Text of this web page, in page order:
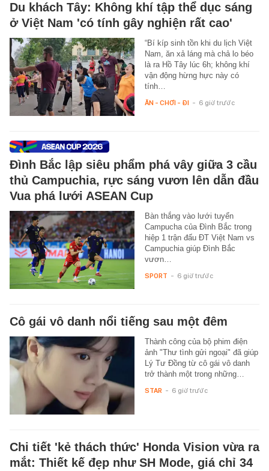
Du khách Tây: Không khí tập thể dục sáng
ở Việt Nam 'có tính gây nghiện rất cao'
“Bí kíp sinh tồn khi du lịch Việt
Nam, ăn xả láng mà chả lo béo
là ra Hồ Tây lúc 6h; không khí
vận động hừng hực này có
tính…
ĂN - CHƠI - ĐI - 6 giờ trước
Đình Bắc lập siêu phẩm phá vây giữa 3 cầu
thủ Campuchia, rực sáng vươn lên dẫn đầu
Vua phá lưới ASEAN Cup
Bàn thắng vào lưới tuyển
Campucha của Đình Bắc trong
hiệp 1 trận đấu ĐT Việt Nam vs
Campuchia giúp Đình Bắc
vươn…
SPORT - 6 giờ trước
Cô gái vô danh nổi tiếng sau một đêm
Thành công của bộ phim điện
ảnh "Thư tình gửi ngoại" đã giúp
Lý Tư Đồng từ cô gái vô danh
trở thành một trong những…
STAR - 6 giờ trước
Chi tiết 'kẻ thách thức' Honda Vision vừa ra
mắt: Thiết kế đẹp như SH Mode, giá chỉ 34